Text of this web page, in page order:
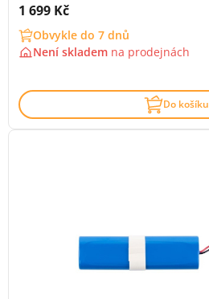
Cena s DPH:
1 699 Kč
Obvykle do 7 dnů
Není skladem na prodejnách
Do košíku